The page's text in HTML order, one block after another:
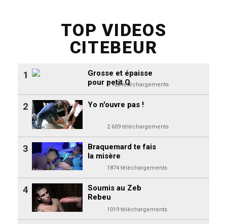
TOP VIDEOS
CITEBEUR
Grosse et épaisse
pour petit Q
3 120 téléchargements
1
Yo n'ouvre pas !
2 609 téléchargements
2
Braquemard te fais
la misère
1874 téléchargements
3
Soumis au Zeb
Rebeu
1019 téléchargements
4